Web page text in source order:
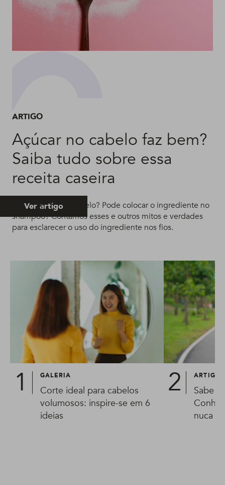
ARTIGO
Açúcar no cabelo faz bem?
Saiba tudo sobre essa
receita caseira
Açúcar hidrata o cabelo? Pode colocar o ingrediente no
shampoo? Contamos esses e outros mitos e verdades
para esclarecer o uso do ingrediente nos fios.
Ver artigo
GALERIA
Corte ideal para cabelos
volumosos: inspire-se em 6
ideias
ARTIGO
Sabe
nuca